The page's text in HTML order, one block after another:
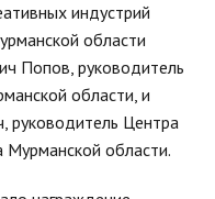
индустрий
области
Попов, руководитель
области, и
руководитель Центра
области.